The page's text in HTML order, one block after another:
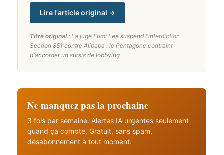
Lire l'article original →
Titre original : La juge Eumi Lee suspend l'interdiction
Section 851 contre Alibaba : le Pentagone contraint
d'accorder un sursis de lobbying
Ne manquez pas la prochaine
3 fois par semaine. Alertes IA urgentes seulement
quand ça compte. Gratuit, sans spam,
désabonnement à tout moment.